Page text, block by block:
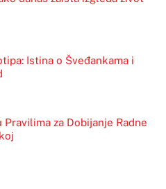
Istina o Šveđankama i
Pravilima za Dobijanje Radne